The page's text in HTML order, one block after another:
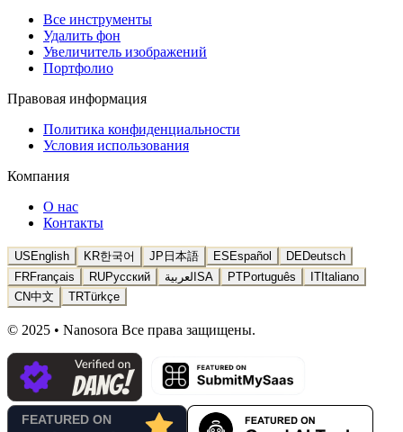
Все инструменты
Удалить фон
Увеличитель изображений
Портфолио
Правовая информация
Политика конфиденциальности
Условия использования
Компания
О нас
Контакты
US English KR한국어 JP 日本語 ES Español DEDeutsch
FRFrançais RUРусский SA العربية PTPortuguês IT Italiano
CN中文 TRTürkçe
© 2025 • Nanosora Все права защищены.